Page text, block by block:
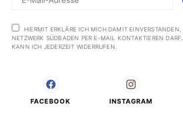
HIERMIT ERKLÄRE ICH MICH DAMIT
NETZWERK SÜDBADEN PER E-MAIL KONTAKTIEREN
KANN ICH JEDERZEIT WIDERRUFEN.
FACEBOOK INSTAGRAM